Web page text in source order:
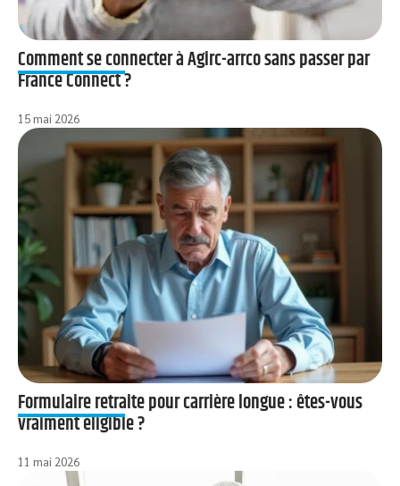
Comment se connecter à Agirc-arrco sans passer par
France Connect ?
15 mai 2026
Formulaire retraite pour carrière longue : êtes-vous
vraiment éligible ?
11 mai 2026